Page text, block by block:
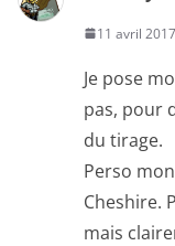
11 avril
Je pose
pas, pour
du tirage.
Perso
Cheshire.
mais